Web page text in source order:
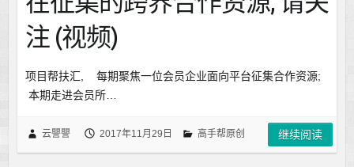
注 (视频)
项目帮扶汇, 每期聚焦一位会员企业面向平台征集合作资源;
本期走进会员所…
云譻譻 2017年11月29日 高手帮原创 继续阅读